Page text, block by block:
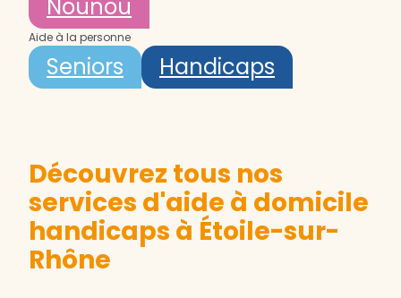
Nounou
Aide à la personne
Seniors Handicaps
Découvrez tous nos
services d'aide à domicile
handicaps à Étoile-sur-
Rhône